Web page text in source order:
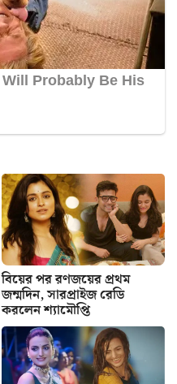
বিয়ের পর রণজয়ের প্রথম
জন্মদিন, সারপ্রাইজ রেডি
করলেন শ্যামৌপ্তি